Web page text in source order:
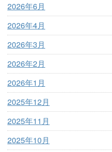
2026年6月
2026年4月
2026年3月
2026年2月
2026年1月
2025年12月
2025年11月
2025年10月